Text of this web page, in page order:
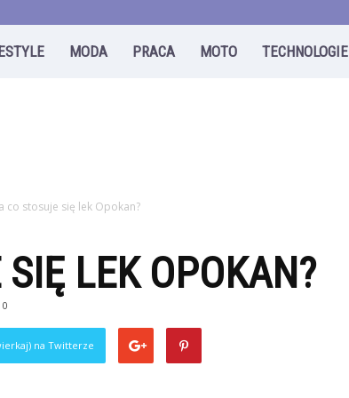
MODA PRACA MOTO TECHNOLOGIE
co stosuje się lek Opokan?
LEK OPOKAN?
0
na Twitterze